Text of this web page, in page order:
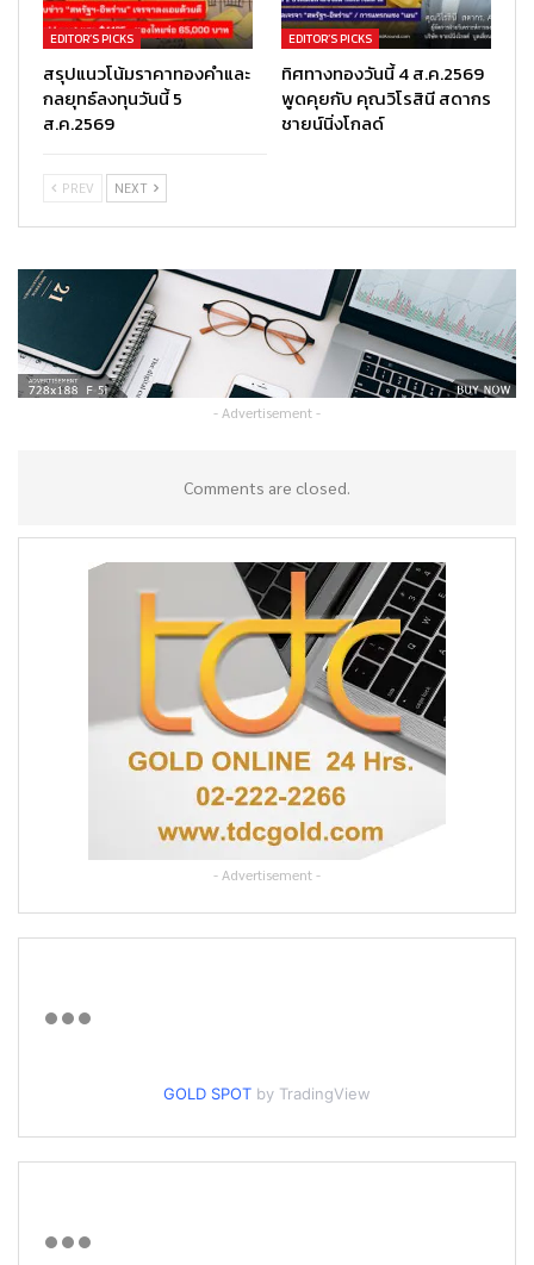
EDITOR’S PICKS
สรุปแนวโน้มราคาทองคำและ
กลยุทธ์ลงทุนวันนี้ 5
ส.ค.2569
EDITOR’S PICKS
ทิศทางทองวันนี้ 4 ส.ค.2569
พูดคุยกับ คุณวิโรสินี สดากร
ชายน์นิ่งโกลด์
PREV NEXT
- Advertisement -
Comments are closed.
- Advertisement -
GOLD SPOT by TradingView